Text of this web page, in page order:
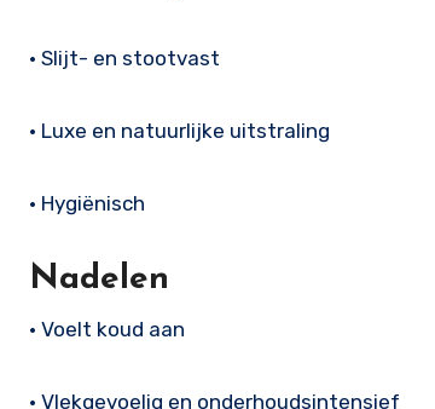
• Slijt- en stootvast
• Luxe en natuurlijke uitstraling
• Hygiënisch
Nadelen
• Voelt koud aan
• Vlekgevoelig en onderhoudsintensief